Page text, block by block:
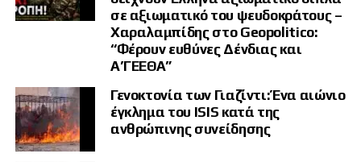
σε αξιωματικό του ψευδοκράτους –
Χαραλαμπίδης στο Geopolitico:
“Φέρουν ευθύνες Δένδιας και
Α’ΓΕΕΘΑ”
Γενοκτονία των Γιαζίντι: Ένα αιώνιο
έγκλημα του ISIS κατά της
ανθρώπινης συνείδησης